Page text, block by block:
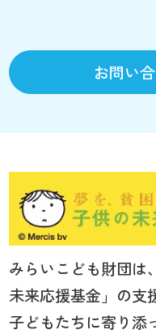
お問い
みらいこども財団は
未来応援基金」の支
子どもたちに寄り添